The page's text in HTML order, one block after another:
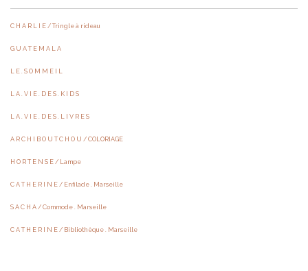
C H A R L I E / Tringle à rideau
G U A T E M A L A
L E . S O M M E I L
L A . V I E . D E S . K I D S
L A . V I E . D E S . L I V R E S
A R C H I B O U T C H O U / COLORIAGE
H O R T E N S E / Lampe
C A T H E R I N E / Enfilade . Marseille
S A C H A / Commode . Marseille
C A T H E R I N E / Bibliothèque . Marseille